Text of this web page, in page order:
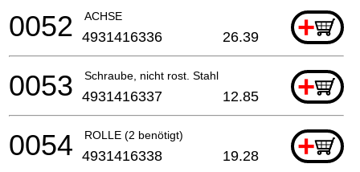
ACHSE +
0052 4931416336 26.39
Schraube, nicht rost. Stahl +
0053 4931416337 12.85
ROLLE (2 benötigt) +
0054 4931416338 19.28